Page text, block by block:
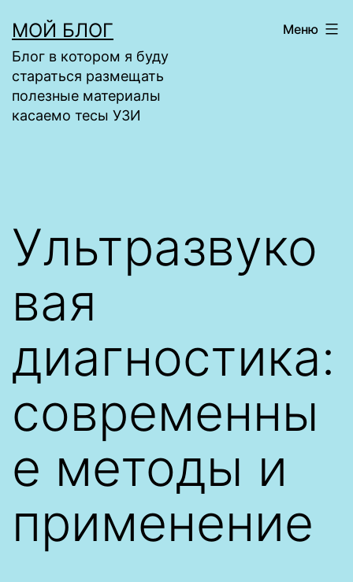
содержимому
МОЙ БЛОГ
Блог в котором я буду
стараться размещать
полезные материалы
касаемо тесы УЗИ
Меню
Ультразвуко
вая
диагностика:
современны
е методы и
применение